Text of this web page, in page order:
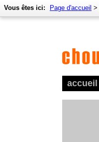
accueil
Vous êtes ici: Page d'accueil >